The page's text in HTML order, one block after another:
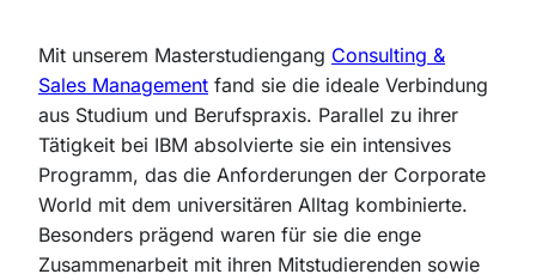
Mit unserem Masterstudiengang Consulting &
Sales Management fand sie die ideale Verbindung
aus Studium und Berufspraxis. Parallel zu ihrer
Tätigkeit bei IBM absolvierte sie ein intensives
Programm, das die Anforderungen der Corporate
World mit dem universitären Alltag kombinierte.
Besonders prägend waren für sie die enge
Zusammenarbeit mit ihren Mitstudierenden sowie